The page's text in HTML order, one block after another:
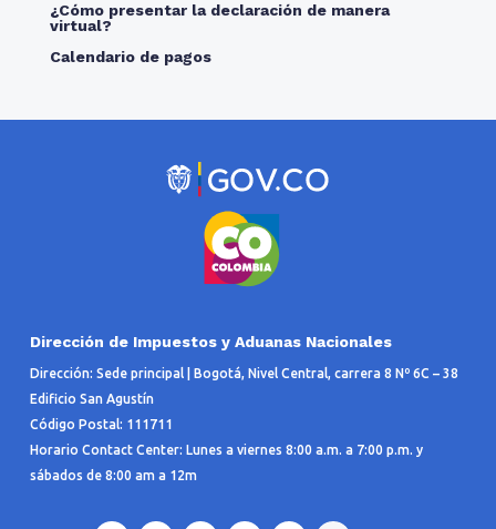
¿Cómo presentar la declaración de manera
virtual?
Calendario de pagos
Dirección de Impuestos y Aduanas Nacionales
Dirección: Sede principal | Bogotá, Nivel Central, carrera 8 Nº 6C – 38
Edificio San Agustín
Código Postal: 111711
Horario Contact Center: Lunes a viernes 8:00 a.m. a 7:00 p.m. y
sábados de 8:00 am a 12m